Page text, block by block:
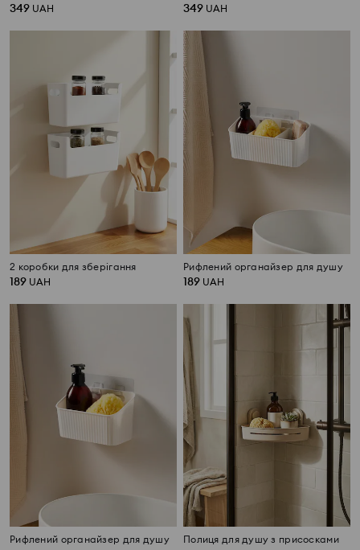
349 UAH 349 UAH
2 коробки для зберігання
189 UAH
Рифлений органайзер для душу
189 UAH
Рифлений органайзер для душу Полиця для душу з присосками